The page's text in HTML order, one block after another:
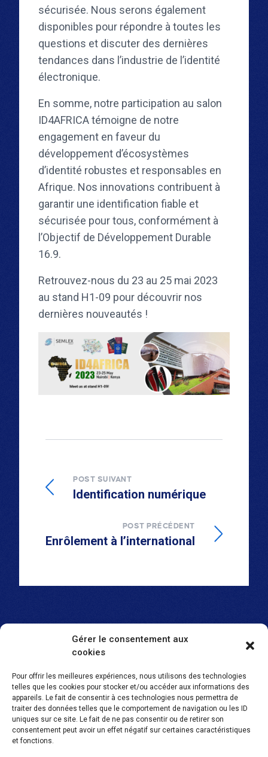
Gérer le consentement aux
cookies
Pour offrir les meilleures expériences, nous utilisons des technologies
telles que les cookies pour stocker et/ou accéder aux informations des
appareils. Le fait de consentir à ces technologies nous permettra de
traiter des données telles que le comportement de navigation ou les ID
uniques sur ce site. Le fait de ne pas consentir ou de retirer son
consentement peut avoir un effet négatif sur certaines caractéristiques
et fonctions.
sécurisée. Nous serons également
disponibles pour répondre à toutes les
questions et discuter des dernières
tendances dans l’industrie de l’identité
électronique.
En somme, notre participation au salon
ID4AFRICA témoigne de notre
engagement en faveur du
développement d’écosystèmes
d’identité robustes et responsables en
Afrique. Nos innovations contribuent à
garantir une identification fiable et
sécurisée pour tous, conformément à
l’Objectif de Développement Durable
16.9.
Retrouvez-nous du 23 au 25 mai 2023
au stand H1-09 pour découvrir nos
dernières nouveautés !
POST SUIVANT
Identification numérique
POST PRÉCÉDENT
Enrôlement à l’international
SEMLEX EUROPE S.A.
Avenue Brugmann 384
1180 Bruxelles, Belgique